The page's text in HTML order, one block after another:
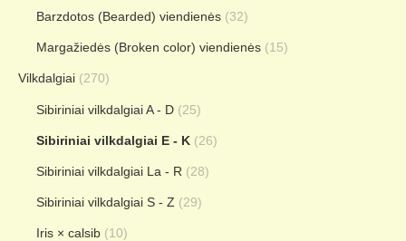
Barzdotos (Bearded) viendienės (32)
Margažiedės (Broken color) viendienės (15)
Vilkdalgiai (270)
Sibiriniai vilkdalgiai A - D (25)
Sibiriniai vilkdalgiai E - K (26)
Sibiriniai vilkdalgiai La - R (28)
Sibiriniai vilkdalgiai S - Z (29)
Iris × calsib (10)